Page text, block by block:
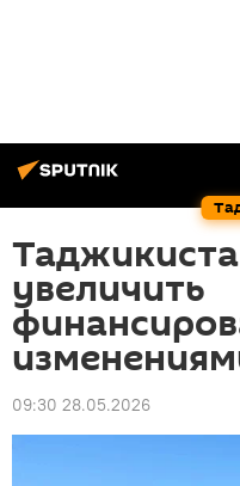
увеличить
09:30 28.05.2026